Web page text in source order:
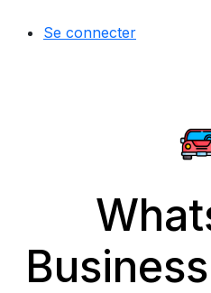
Se connecter